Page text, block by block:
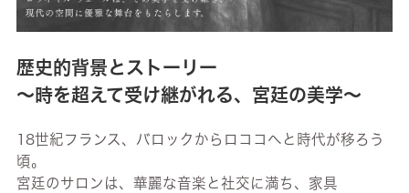
歴史的背景とストーリー
～時を超えて受け継がれる、宮廷の美学～
18世紀フランス、バロックからロココへと時代が移ろう
頃。
宮廷のサロンは、華麗な音楽と社交に満ち、家具